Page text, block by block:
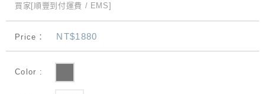
買家[順豐到付運費 / EMS]
Price： NT$1880
Color :